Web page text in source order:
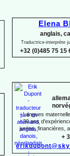
Elena
anglais,
Traductrice-interprète
+32 (0)485 75 15
-Langues
-30 ans
jurées, financières,
+